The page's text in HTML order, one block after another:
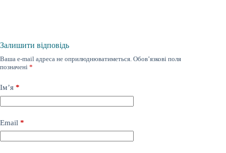
Залишити відповідь
Ваша e-mail адреса не оприлюднюватиметься. Обов’язкові поля
позначені *
Ім’я *
Email *